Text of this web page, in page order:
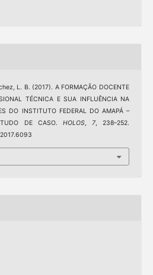
L. B. (2017). A FORMAÇÃO DOCENTE
TÉCNICA E SUA INFLUÊNCIA NA
DO INSTITUTO FEDERAL DO AMAPÁ –
DE CASO. HOLOS, 7, 238–252.